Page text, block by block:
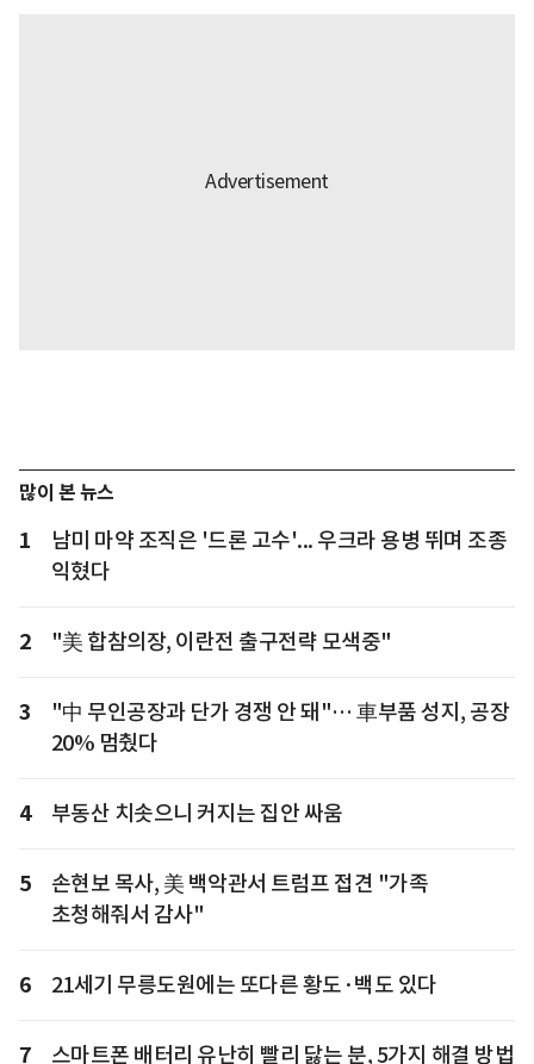
많이 본 뉴스
1
남미 마약 조직은 '드론 고수'... 우크라 용병 뛰며 조종
익혔다
2 "美 합참의장, 이란전 출구전략 모색중"
3
"中 무인공장과 단가 경쟁 안 돼"… 車부품 성지, 공장
20% 멈췄다
4 부동산 치솟으니 커지는 집안 싸움
5
손현보 목사, 美 백악관서 트럼프 접견 "가족
초청해줘서 감사"
6 21세기 무릉도원에는 또다른 황도·백도 있다
7 스마트폰 배터리 유난히 빨리 닳는 분, 5가지 해결 방법